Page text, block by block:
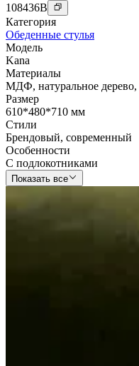
108436B
Категория
Обеденные стулья
Модель
Kana
Материалы
МДФ, натуральное дерево,
Размер
610*480*710 мм
Стили
Брендовый, современный
Особенности
С подлокотниками
Показать все